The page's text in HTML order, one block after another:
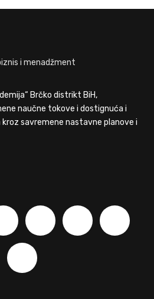
Brčko distrikt BiH,
naučne tokove i dostignuća i
savremene nastavne planove i